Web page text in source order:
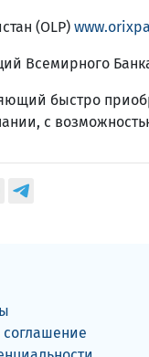
(OLP)
Всемирного
быстро
с
соглашение